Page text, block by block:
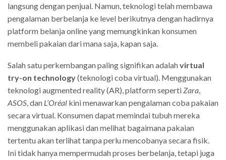
langsung dengan penjual. Namun, teknologi telah membawa
pengalaman berbelanja ke level berikutnya dengan hadirnya
platform belanja online yang memungkinkan konsumen
membeli pakaian dari mana saja, kapan saja.
Salah satu perkembangan paling signifikan adalahvirtual
try-on technology(teknologi coba virtual). Menggunakan
teknologi augmented reality (AR), platform sepertiZara,
ASOS, dan L’Oréal kini menawarkan pengalaman coba pakaian
secara virtual. Konsumen dapat memindai tubuh mereka
menggunakan aplikasi dan melihat bagaimana pakaian
tertentu akan terlihat tanpa perlu mencobanya secara fisik.
Ini tidak hanya mempermudah proses berbelanja, tetapi juga